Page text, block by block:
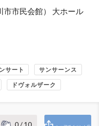
市市民会館） 大ホール
サート サンサーンス
ドヴォルザーク
0/ 10